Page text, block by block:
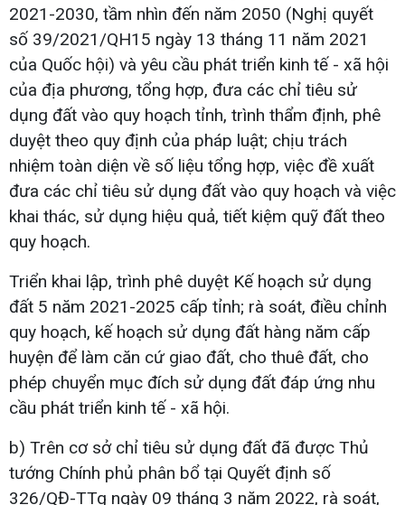
2021-2030, tầm nhìn đến năm 2050 (Nghị quyết
số 39/2021/QH15 ngày 13 tháng 11 năm 2021
của Quốc hội) và yêu cầu phát triển kinh tế - xã hội
của địa phương, tổng hợp, đưa các chỉ tiêu sử
dụng đất vào quy hoạch tỉnh, trình thẩm định, phê
duyệt theo quy định của pháp luật; chịu trách
nhiệm toàn diện về số liệu tổng hợp, việc đề xuất
đưa các chỉ tiêu sử dụng đất vào quy hoạch và việc
khai thác, sử dụng hiệu quả, tiết kiệm quỹ đất theo
quy hoạch.
Triển khai lập, trình phê duyệt Kế hoạch sử dụng
đất 5 năm 2021-2025 cấp tỉnh; rà soát, điều chỉnh
quy hoạch, kế hoạch sử dụng đất hàng năm cấp
huyện để làm căn cứ giao đất, cho thuê đất, cho
phép chuyển mục đích sử dụng đất đáp ứng nhu
cầu phát triển kinh tế - xã hội.
b) Trên cơ sở chỉ tiêu sử dụng đất đã được Thủ
tướng Chính phủ phân bổ tại Quyết định số
326/QĐ-TTg ngày 09 tháng 3 năm 2022, rà soát,